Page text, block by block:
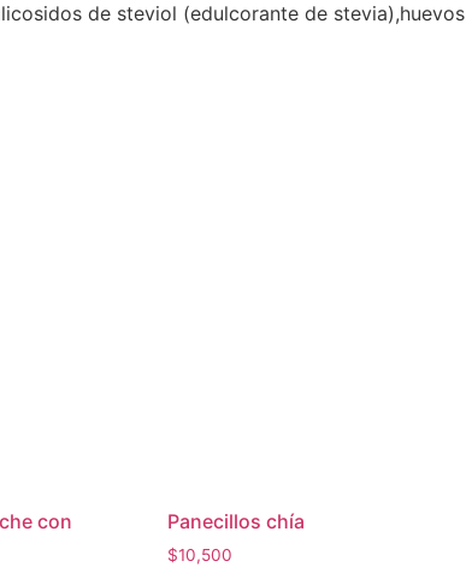
de steviol (edulcorante de stevia),huevos
con
Panecillos chía
$10,500